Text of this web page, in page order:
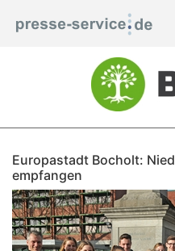
Europastadt Bocholt:
empfangen